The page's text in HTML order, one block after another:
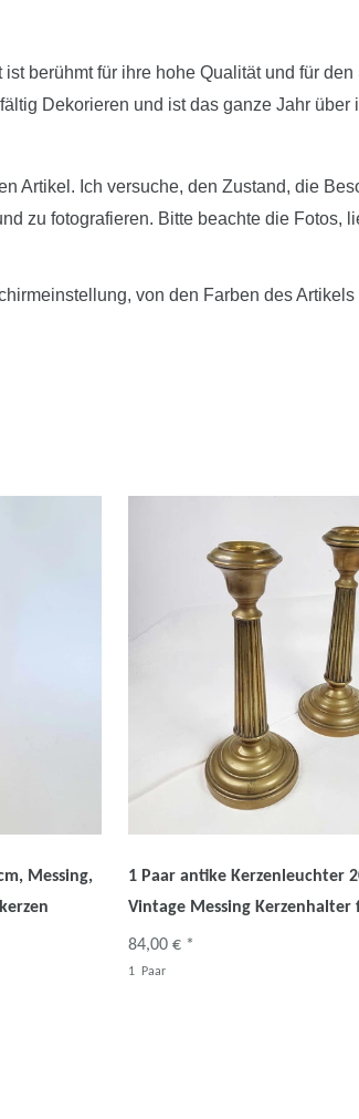
berühmt für ihre hohe Qualität und für
Dekorieren und ist das ganze Jahr über
Artikel. Ich versuche, den Zustand, die
zu fotografieren. Bitte beachte die Fotos,
von den Farben des
Messing,
1 Paar antike Kerzenleuchter
Vintage Messing Kerzenhalter
84,00 € *
1 Paar